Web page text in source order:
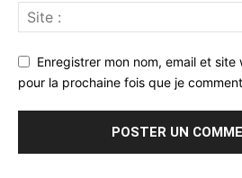
Enregistrer mon nom, email et
pour la prochaine fois que je